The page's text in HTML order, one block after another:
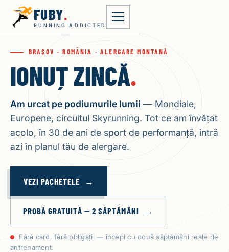
FUBY.
RUNNING ADDICTED
BRAȘOV · ROMÂNIA · ALERGARE MONTANĂ
IONUȚZINCĂ.
Am urcat pe podiumurile lumii — Mondiale,
Europene, circuitul Skyrunning. Tot ce am învățat
acolo, în 30 de ani de sport de performanță, intră
azi în planul tău de alergare.
VEZI PACHETELE
PROBĂ GRATUITĂ — 2 SĂPTĂMÂNI
Fără card, fără obligații — începi cu două săptămâni reale de
antrenament.